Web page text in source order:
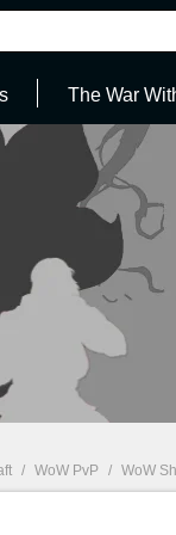
The War
/ WoW PvP / WoW